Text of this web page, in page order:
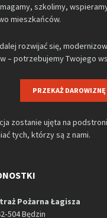
szkolimy,
mieszkańców.
rozwijać się,
– potrzebujemy Twojego
PRZEKAŻ DAROWIZNĘ
zostanie ujęta na
tych, którzy są z nami.
Pożarna Łagisza
Będzin